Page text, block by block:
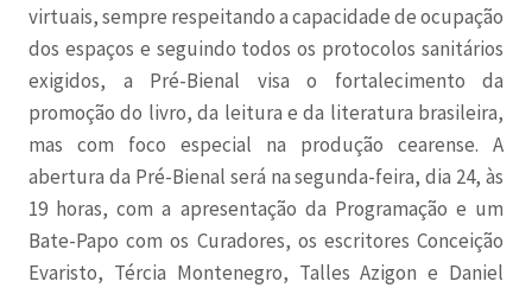
virtuais, sempre respeitando a capacidade de ocupação
dos espaços e seguindo todos os protocolos sanitários
exigidos, a Pré-Bienal visa o fortalecimento da
promoção do livro, da leitura e da literatura brasileira,
mas com foco especial na produção cearense. A
abertura da Pré-Bienal será na segunda-feira, dia 24, às
19 horas, com a apresentação da Programação e um
Bate-Papo com os Curadores, os escritores Conceição
Evaristo, Tércia Montenegro, Talles Azigon e Daniel